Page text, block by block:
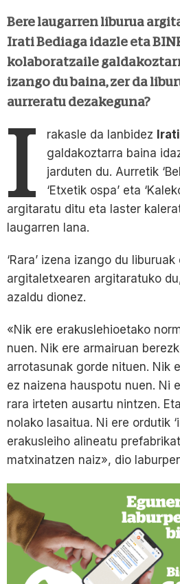
Bere laugarren liburua
Irati Bediaga idazle eta
kolaboratzaile
izango du baina, zer da
aurreratu dezakeguna?
I rakasle da lanbidez
galdakoztarra baina
jarduten du. Aurretik
‘Etxetik ospa’ eta
argitaratu ditu eta laster
laugarren lana.
‘Rara’ izena izango du
argitaletxearen argitaratuko
azaldu dionez.
«Nik ere erakuslehioetako
nuen. Nik ere armairuan
arrotasunak gorde nituen. Nik
ez naizena hauspotu nuen. Ni
rara irteten ausartu nintzen.
nolako lasaitua. Ni ere ordutik
erakusleiho alineatu
matxinatzen naiz», dio